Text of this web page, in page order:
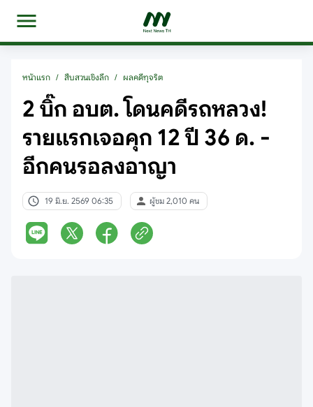
หน้าแรก / สืบสวนเชิงลึก / ผลคดีทุจริต
2 บิ๊ก อบต. โดนคดีรถหลวง!
รายแรกเจอคุก 12 ปี 36 ด. -
อีกคนรอลงอาญา
19 มิ.ย. 2569 06:35 ผู้ชม 2,010 คน